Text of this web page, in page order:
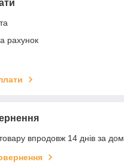
рахунок
впродовж 14 днів за